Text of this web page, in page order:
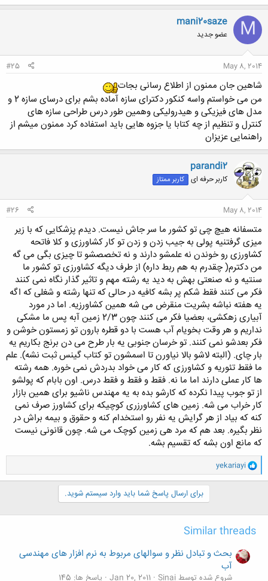
M
mani20saze
عضو جدید
May 8, 2014
#25
شاهین جان ممنون از اطلاع رسانی بجات
من می خواستم واسه کنکور دکترای سازه آماده بشم برای درسای سازه 2 و
مدل های فیزیکی و هیدرولیکی وهمین طور درس طراحی سازه های
کنترل و تنظیم از چه کتابا یا جزوه هایی باید استفاده کرد ممنون میشم از
راهنمایی عزیزان
parandi2
کاربر حرفه ای کاربر ممتاز
May 8, 2014
#26
متسفانه هیچ چی تو کشور ما سر جاش نیست. دیدم پزشکایی که با زیر
میزی گرفتنیه پولی به جیب زدن و زدن تو کار کشاورزی و کلا فاتحه
کشاورزی رو خوندن نه علمشو دارند و نه تخصصشو تا چیزی بگی می گه
من دکترم( چقدرم به هم ربط داره) از طرف دیگه کشاورزی تو کشور ما
سنتیه و نه صنعتی بهش به دید یه رشته مهم و تاثیر گذار نگاه نمی کنند
فکر می کنند فقط شکم پر بشه کافیه در حالی که تنها رشته و شغلی که اگه
یه هفته نباشه بشریت منقرض می شه همین کشاورزیه. اما در مورد
آبیاری زهکشی، بعضیا فکر می کنند چون 2/3 زمین آبه پس ما مشکی
نداریم و هر وقت بخویام آب هست با دو قطره بارون تو زمستون خوشن و
فکر بعدشو نمی کنند. تو خرسان جنوبی یه بار طرح می دن برنج بکاریم یه
بار چای. (البته لاشو بالا نیاورن تا اسمشون تو کتاب گینس ثبت نشه). علم
ما فقط تئوریه و کشاورزی که کار می خواد بدردش نمی خوره. همه رشته
ها کار عملی دارند اما ما نه. فقط و فقط و فقط درس. اون بابام که پولشو
از تو جوب پیدا نکرده که کارشو بده به یه مهندس ناشیو برای همین بازار
کار خراب می شه. زمین های کشاورزری کوچیکه برای کشاورز صرف نمی
کنه که بیاد از هر گرایش یه نفر رو استخدام کنه و حقوق و بیمه براش در
نظر بگیره. بعد هم که مرد هی زمین کوچک می شه. چون قانونی نیست
که مانع اون بشه که تقسیم بشه.
و
ا
ک
:
yekariayi
برای ارسال پاسخ شما باید وارد سیستم شوید.
Similar threads
بحث و تبادل نظر و سوالهای مربوط به نرم افزار های مهندسی
آب
شروع شده توسط Sinai Jan 20, 2011 پاسخ ها: 145